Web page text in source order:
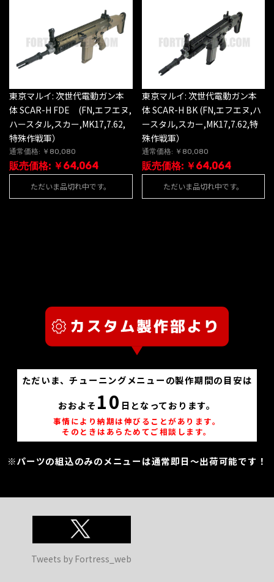
東京マルイ: 次世代電動ガン本
体 SCAR-H FDE (FN,エフエヌ,
ハースタル,スカー,MK17,7.62,
特殊作戦軍）
通常価格: ￥80,080
販売価格: ￥64,064
ただいま品切れ中です。
東京マルイ: 次世代電動ガン本
体 SCAR-H BK (FN,エフエヌ,ハ
ースタル,スカー,MK17,7.62,特
殊作戦軍）
通常価格: ￥80,080
販売価格: ￥64,064
ただいま品切れ中です。
ただいま、チューニングメニューの製作期間の目安は
おおよそ 10 日となっております。
事情により納期は伸びることがあります。
そのときはあらためてご相談します。
※パーツの組込のみのメニューは通常即日～出荷可能です！
Tweets by Fortress_web